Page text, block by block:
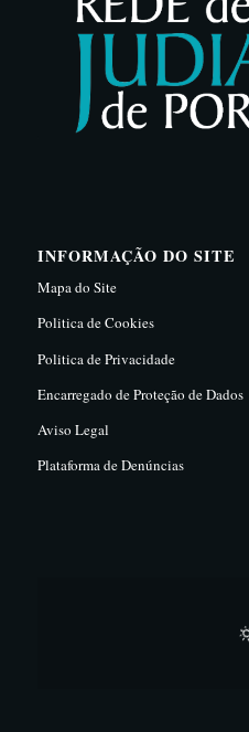
INFORMAÇÃO DO SITE
Mapa do Site
Politica de Cookies
Politica de Privacidade
Encarregado de Proteção de Dados
Aviso Legal
Plataforma de Denúncias